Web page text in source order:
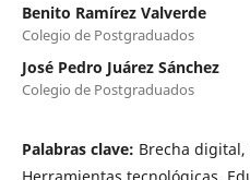
Benito Ramírez Valverde
Colegio de Postgraduados
José Pedro Juárez Sánchez
Colegio de Postgraduados
Palabras clave: Brecha